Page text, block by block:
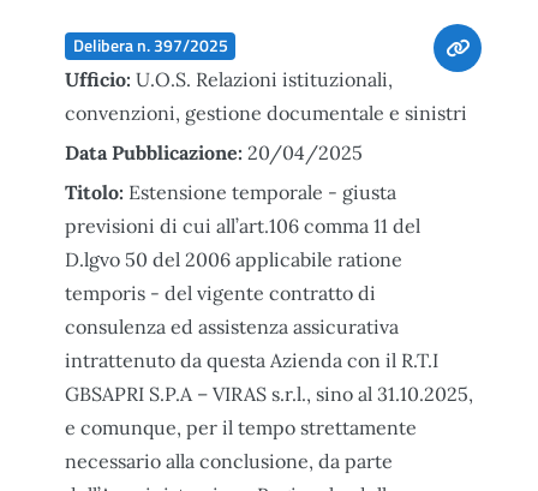
Delibera n. 397/2025
Ufficio: U.O.S. Relazioni istituzionali,
convenzioni, gestione documentale e sinistri
Data Pubblicazione: 20/04/2025
Titolo: Estensione temporale - giusta
previsioni di cui all’art.106 comma 11 del
D.lgvo 50 del 2006 applicabile ratione
temporis - del vigente contratto di
consulenza ed assistenza assicurativa
intrattenuto da questa Azienda con il R.T.I
GBSAPRI S.P.A – VIRAS s.r.l., sino al 31.10.2025,
e comunque, per il tempo strettamente
necessario alla conclusione, da parte